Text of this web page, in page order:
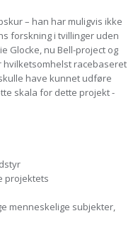
– han har muligvis ikke
forskning i tvillinger uden
Glocke, nu Bell-project og
racebaseret
have kunnet udføre
skala for dette projekt -
projektets
menneskelige subjekter,